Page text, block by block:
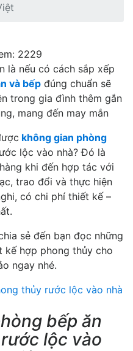
2229
là nếu có cách sắp xếp
và bếp đúng chuẩn sẽ
trong gia đình thêm gắn
mang đến may mắn
không gian phòng
lộc vào nhà? Đó là
khi đến hợp tác với
trao đổi và thực hiện
có chi phí thiết kế –
sẻ đến bạn đọc những
kế hợp phong thủy cho
ngay nhé.
bếp ăn
lộc vào